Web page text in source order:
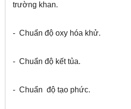
trường khan.
- Chuẩn độ oxy hóa khử.
- Chuẩn độ kết tủa.
- Chuẩn độ tạo phức.